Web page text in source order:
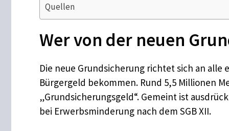
Quellen
Wer von der neuen
Die neue Grundsicherung richtet sich an
Bürgergeld bekommen. Rund 5,5 Millionen
„Grundsicherungsgeld“. Gemeint ist
bei Erwerbsminderung nach dem SGB XII.